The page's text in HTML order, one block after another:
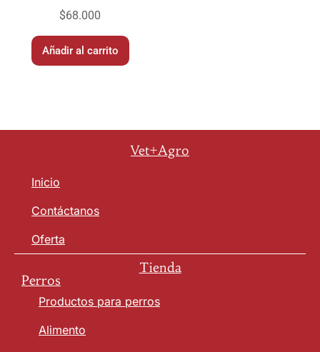
$68.000
Añadir al carrito
Vet+Agro
Inicio
Contáctanos
Oferta
Tienda
Perros
Productos para perros
Alimento